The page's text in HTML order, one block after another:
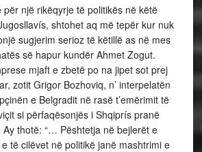
për një rikëqyrje të politikës në këtë
shtohet aq më tepër kur nuk
sugjerim serioz të këtillë as në mes
së hapur kundër Ahmet Zogut.
mjaft e zbetë po na jipet sot prej
zotit Grigor Bozhoviq, n’ interpelatën
e Belgradit në rasë t’emërimit të
si përfaqësonjës i Shqiprís pranë
thotë: “… Pështetja në bejlerët e
të cilëvet në politikë janë mashtrimi e